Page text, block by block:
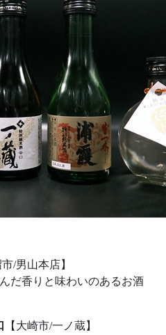
市/男山本店】
だ香りと味わいのあるお酒
【大崎市/一ノ蔵】